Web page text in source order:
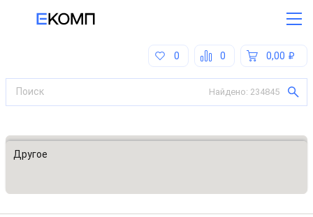
0,00
0
0
Найдено: 234845
Все категории
Другое